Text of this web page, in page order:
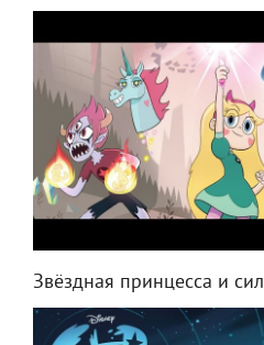
Звёздная принцесса и